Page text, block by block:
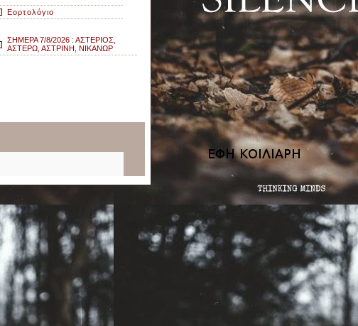
Εορτολόγιο
ΣΗΜΕΡΑ 7/8/2026 : ΑΣΤΕΡΙΟΣ,
ΑΣΤΕΡΩ, ΑΣΤΡΙΝΗ, ΝΙΚΑΝΩΡ